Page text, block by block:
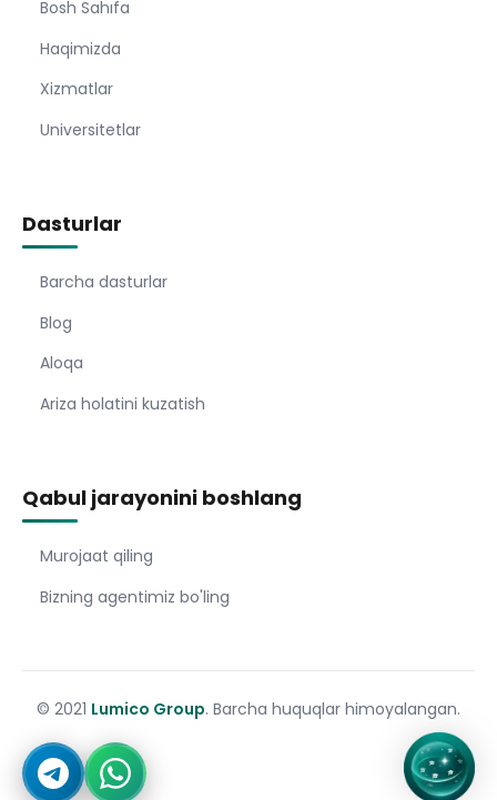
Bosh Sahıfa
Haqimizda
Xizmatlar
Universitetlar
Dasturlar
Barcha dasturlar
Blog
Aloqa
Ariza holatini kuzatish
Qabul jarayonini boshlang
Murojaat qiling
Bizning agentimiz bo'ling
© 2021 Lumico Group. Barcha huquqlar himoyalangan.